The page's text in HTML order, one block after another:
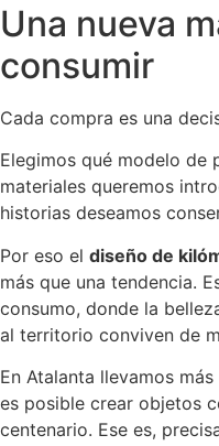
Una nueva
consumir
Cada compra es una
Elegimos qué modelo de
materiales queremos
historias deseamos
Por eso el diseño de
más que una tendencia.
consumo, donde la
al territorio conviven de
En Atalanta llevamos
es posible crear objetos
centenario. Ese es,